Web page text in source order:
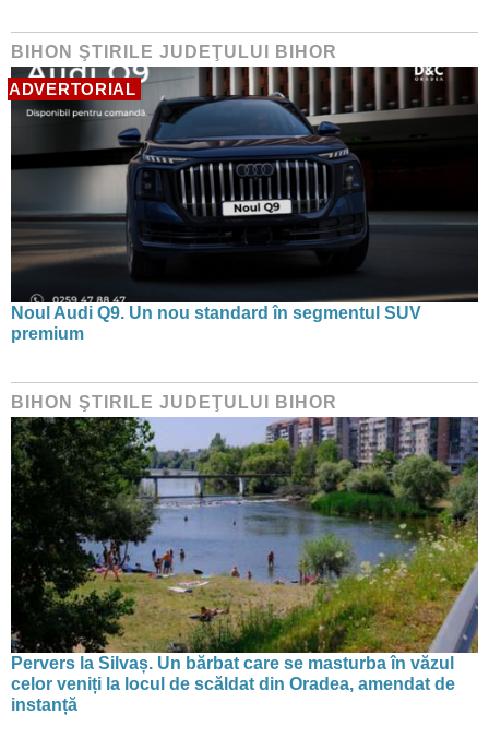
BIHON ŞTIRILE JUDEŢULUI BIHOR
ADVERTORIAL
Noul Audi Q9. Un nou standard în segmentul SUV
premium
BIHON ŞTIRILE JUDEŢULUI BIHOR
Pervers la Silvaș. Un bărbat care se masturba în văzul
celor veniți la locul de scăldat din Oradea, amendat de
instanță